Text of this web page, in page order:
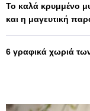
Το καλά κρυμμένο
και η μαγευτική
6 γραφικά χωριά